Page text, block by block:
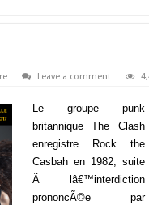
Leave a comment
Le groupe punk
britannique The Clash
enregistre Rock the
Casbah en 1982, suite
Ã lâ€™interdiction
prononcÃ©e par